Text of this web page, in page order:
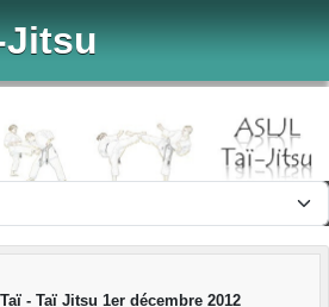
Jitsu
- Taï Jitsu 1er décembre 2012